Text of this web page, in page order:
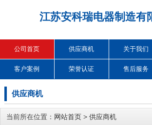
江苏安科瑞电器制造有
公司首页 供应商机 关于我们
客户案例 荣誉认证 售后服务
供应商机
当前所在位置： 网站首页 > 供应商机